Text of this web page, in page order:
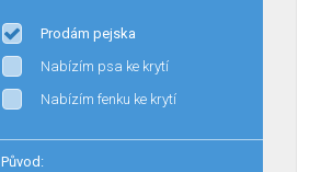
Prodám pejska
Nabízím psa ke krytí
Nabízím fenku ke krytí
Původ: